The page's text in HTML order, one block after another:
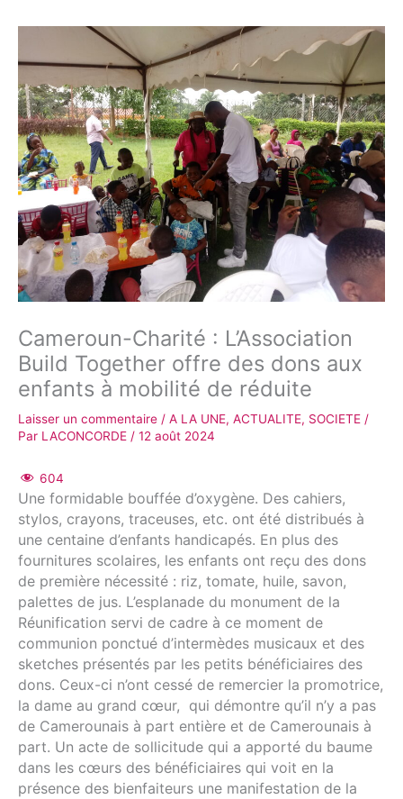
Cameroun-Charité : L’Association
Build Together offre des dons aux
enfants à mobilité de réduite
Laisser un commentaire / A LA UNE, ACTUALITE, SOCIETE /
Par LACONCORDE / 12 août 2024
604
Une formidable bouffée d’oxygène. Des cahiers,
stylos, crayons, traceuses, etc. ont été distribués à
une centaine d’enfants handicapés. En plus des
fournitures scolaires, les enfants ont reçu des dons
de première nécessité : riz, tomate, huile, savon,
palettes de jus. L’esplanade du monument de la
Réunification servi de cadre à ce moment de
communion ponctué d’intermèdes musicaux et des
sketches présentés par les petits bénéficiaires des
dons. Ceux-ci n’ont cessé de remercier la promotrice,
la dame au grand cœur, qui démontre qu’il n’y a pas
de Camerounais à part entière et de Camerounais à
part. Un acte de sollicitude qui a apporté du baume
dans les cœurs des bénéficiaires qui voit en la
présence des bienfaiteurs une manifestation de la